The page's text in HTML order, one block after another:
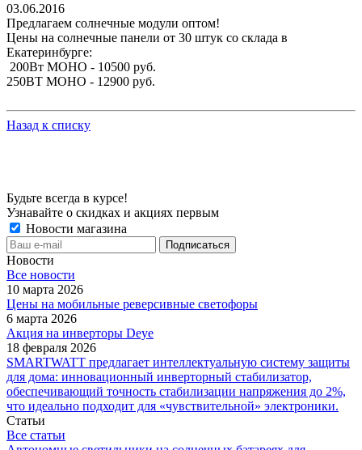
03.06.2016
Предлагаем солнечные модули оптом!
Цены на солнечные панели от 30 штук со склада в
Екатеринбурге:
200Вт МОНО - 10500 руб.
250ВТ МОНО - 12900 руб.
Назад к списку
Будьте всегда в курсе!
Узнавайте о скидках и акциях первым
Новости магазина
Новости
Все новости
10 марта 2026
Цены на мобильные реверсивные светофоры
6 марта 2026
Акция на инверторы Deye
18 февраля 2026
SMARTWATT предлагает интеллектуальную систему защиты
для дома: инновационный инверторный стабилизатор,
обеспечивающий точность стабилизации напряжения до 2%,
что идеально подходит для «чувствительной» электроники.
Статьи
Все статьи